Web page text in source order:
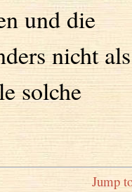
und die
nicht als
solche
Jump